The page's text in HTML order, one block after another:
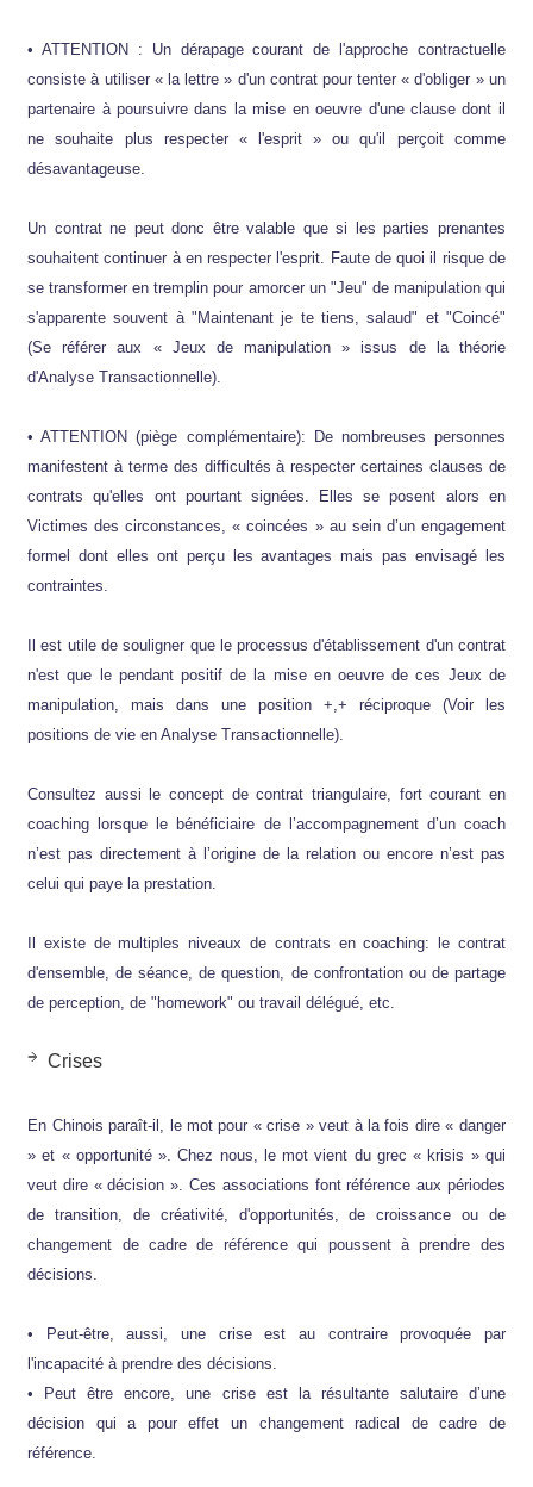
• ATTENTION : Un dérapage courant de l'approche contractuelle
consiste à utiliser « la lettre » d'un contrat pour tenter « d'obliger » un
partenaire à poursuivre dans la mise en oeuvre d'une clause dont il
ne souhaite plus respecter « l'esprit » ou qu'il perçoit comme
désavantageuse.
Un contrat ne peut donc être valable que si les parties prenantes
souhaitent continuer à en respecter l'esprit. Faute de quoi il risque de
se transformer en tremplin pour amorcer un "Jeu" de manipulation qui
s'apparente souvent à "Maintenant je te tiens, salaud" et "Coincé"
(Se référer aux « Jeux de manipulation » issus de la théorie
d'Analyse Transactionnelle).
• ATTENTION (piège complémentaire): De nombreuses personnes
manifestent à terme des difficultés à respecter certaines clauses de
contrats qu'elles ont pourtant signées. Elles se posent alors en
Victimes des circonstances, « coincées » au sein d’un engagement
formel dont elles ont perçu les avantages mais pas envisagé les
contraintes.
Il est utile de souligner que le processus d'établissement d'un contrat
n'est que le pendant positif de la mise en oeuvre de ces Jeux de
manipulation, mais dans une position +,+ réciproque (Voir les
positions de vie en Analyse Transactionnelle).
Consultez aussi le concept de contrat triangulaire, fort courant en
coaching lorsque le bénéficiaire de l’accompagnement d’un coach
n’est pas directement à l’origine de la relation ou encore n’est pas
celui qui paye la prestation.
Il existe de multiples niveaux de contrats en coaching: le contrat
d'ensemble, de séance, de question, de confrontation ou de partage
de perception, de "homework" ou travail délégué, etc.
Crises
En Chinois paraît-il, le mot pour « crise » veut à la fois dire « danger
» et « opportunité ». Chez nous, le mot vient du grec « krisis » qui
veut dire « décision ». Ces associations font référence aux périodes
de transition, de créativité, d'opportunités, de croissance ou de
changement de cadre de référence qui poussent à prendre des
décisions.
• Peut-être, aussi, une crise est au contraire provoquée par
l'incapacité à prendre des décisions.
• Peut être encore, une crise est la résultante salutaire d’une
décision qui a pour effet un changement radical de cadre de
référence.